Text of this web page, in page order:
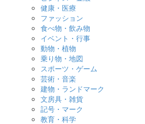
健康・医療
ファッション
食べ物・飲み物
イベント・行事
動物・植物
乗り物・地図
スポーツ・ゲーム
芸術・音楽
建物・ランドマーク
文房具・雑貨
記号・マーク
教育・科学